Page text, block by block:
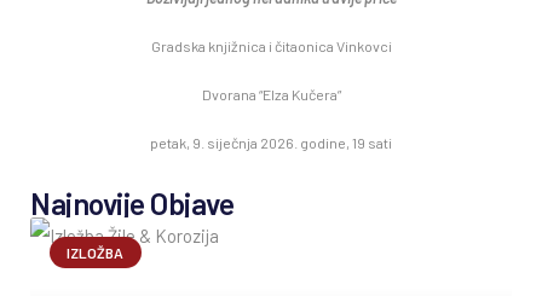
Gradska knjižnica i čitaonica Vinkovci
Dvorana “Elza Kučera”
petak, 9. siječnja 2026. godine, 19 sati
Najnovije Objave
IZLOŽBA